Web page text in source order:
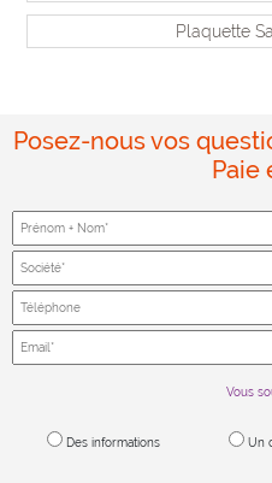
Plaquette
Posez-nous vos
Paie
Vous
Des informations Un